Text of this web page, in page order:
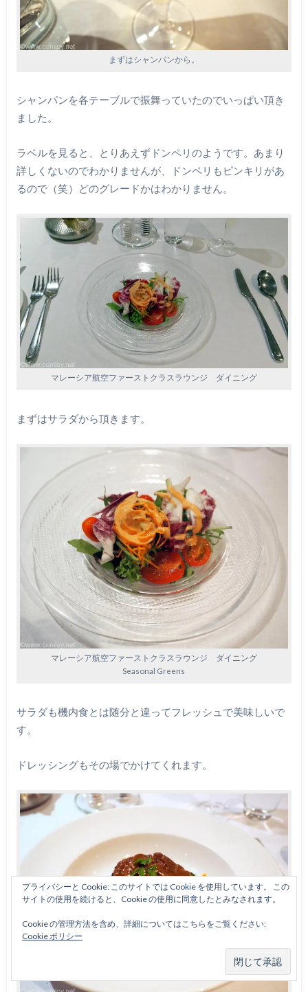
まずはシャンパンから。
シャンパンを各テーブルで振舞っていたのでいっぱい頂き
ました。
ラベルを見ると、とりあえずドンペリのようです。あまり
詳しくないのでわかりませんが、ドンペリもピンキリがあ
るので（笑）どのグレードかはわかりません。
マレーシア航空ファーストクラスラウンジ ダイニング
まずはサラダから頂きます。
マレーシア航空ファーストクラスラウンジ ダイニング
Seasonal Greens
サラダも機内食とは随分と違ってフレッシュで美味しいで
す。
ドレッシングもその場でかけてくれます。
プライバシーと Cookie: このサイトでは Cookie を使用しています。 この
サイトの使用を続けると、Cookie の使用に同意したとみなされます。
Cookie の管理方法を含め、詳細についてはこちらをご覧ください:
Cookie ポリシー